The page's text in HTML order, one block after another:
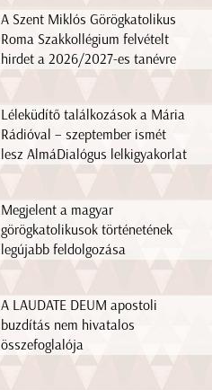
A Szent Miklós Görögkatolikus
Roma Szakkollégium felvételt
hirdet a 2026/2027-es tanévre
Léleküdítő találkozások a Mária
Rádióval – szeptember ismét
lesz AlmáDialógus lelkigyakorlat
Megjelent a magyar
görögkatolikusok történetének
legújabb feldolgozása
A LAUDATE DEUM apostoli
buzdítás nem hivatalos
összefoglalója